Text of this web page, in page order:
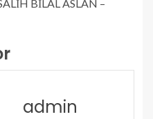
BİLAL ASLAN –
admin